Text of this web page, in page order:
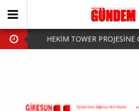
HEKİM TOWER